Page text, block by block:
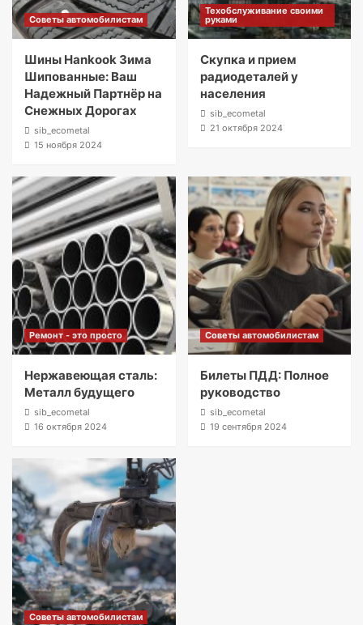
Советы автомобилистам
Шины Hankook Зима
Шипованные: Ваш
Надежный Партнёр на
Снежных Дорогах
sib_ecometal
15 ноября 2024
Техобслуживание своими
руками
Скупка и прием
радиодеталей у
населения
sib_ecometal
21 октября 2024
Ремонт - это просто
Нержавеющая сталь:
Металл будущего
sib_ecometal
16 октября 2024
Советы автомобилистам
Билеты ПДД: Полное
руководство
sib_ecometal
19 сентября 2024
Советы автомобилистам